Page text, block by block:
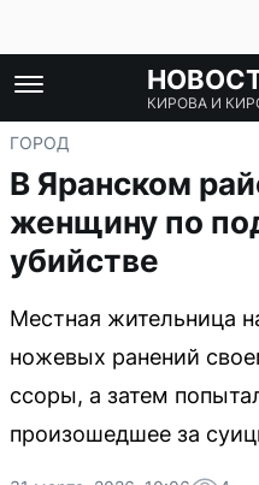
КИРОВА И
ГОРОД
В Яранском
женщину по
убийстве
Местная жительница
ножевых ранений
ссоры, а затем
произошедшее за